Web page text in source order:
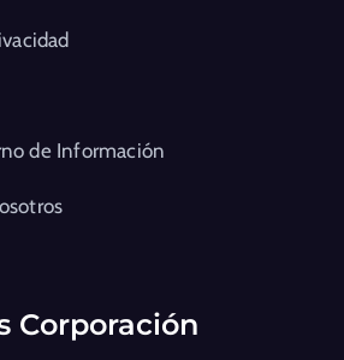
de Información
Corporación